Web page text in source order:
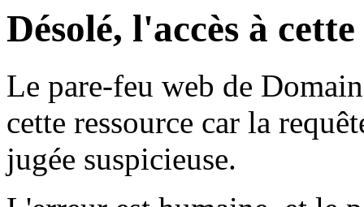
Désolé, l'accès à
Le pare-feu web de
cette ressource car la
jugée suspicieuse.